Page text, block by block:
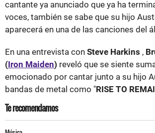
cantante ya anunciado que ya ha
voces, también se sabe que su hijo
aparecerá en una de las canciones del
En una entrevista con Steve Harkins ,
(Iron Maiden) reveló que se siente
emocionado por cantar junto a su hijo
bandas de metal como "RISE TO
Te recomendamos